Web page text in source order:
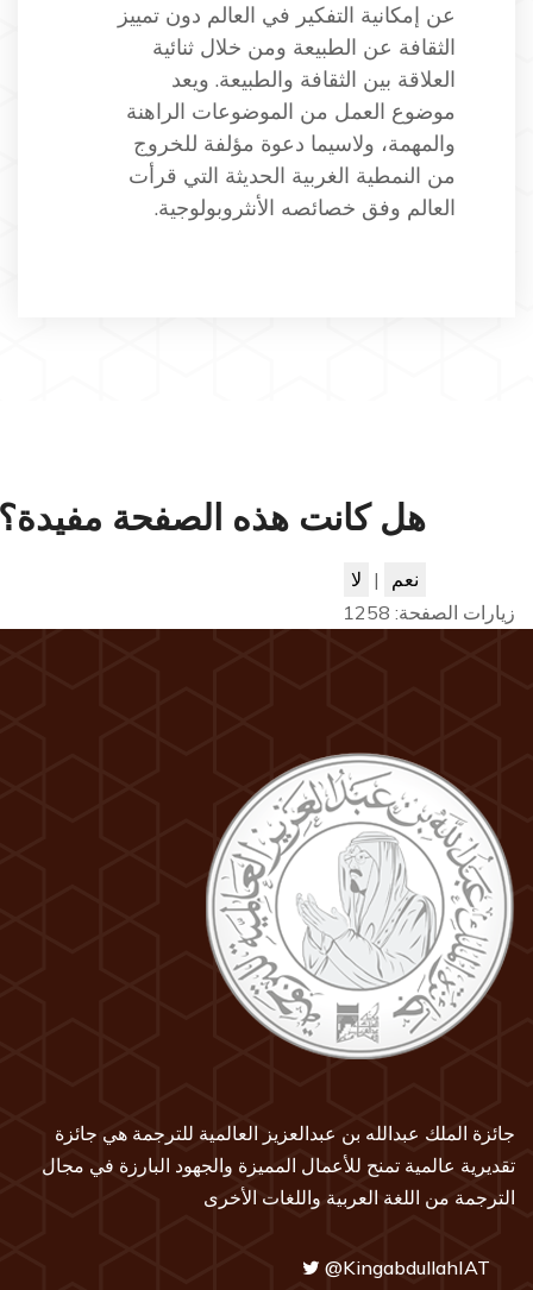
عن إمكانية التفكير في العالم دون تمييز
الثقافة عن الطبيعة ومن خلال ثنائية
العلاقة بين الثقافة والطبيعة. ويعد
موضوع العمل من الموضوعات الراهنة
والمهمة، ولاسيما دعوة مؤلفة للخروج
من النمطية الغربية الحديثة التي قرأت
العالم وفق خصائصه الأنثروبولوجية.
هل كانت هذه الصفحة
نعم | لا
زيارات الصفحة: 1258
جائزة الملك عبدالله بن عبدالعزيز العالمية للترجمة هي جائزة
تقديرية عالمية تمنح للأعمال المميزة والجهود البارزة في مجال
الترجمة من اللغة العربية واللغات الأخرى
@KingabdullahIAT